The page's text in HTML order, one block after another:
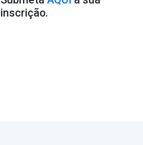
inscrição.